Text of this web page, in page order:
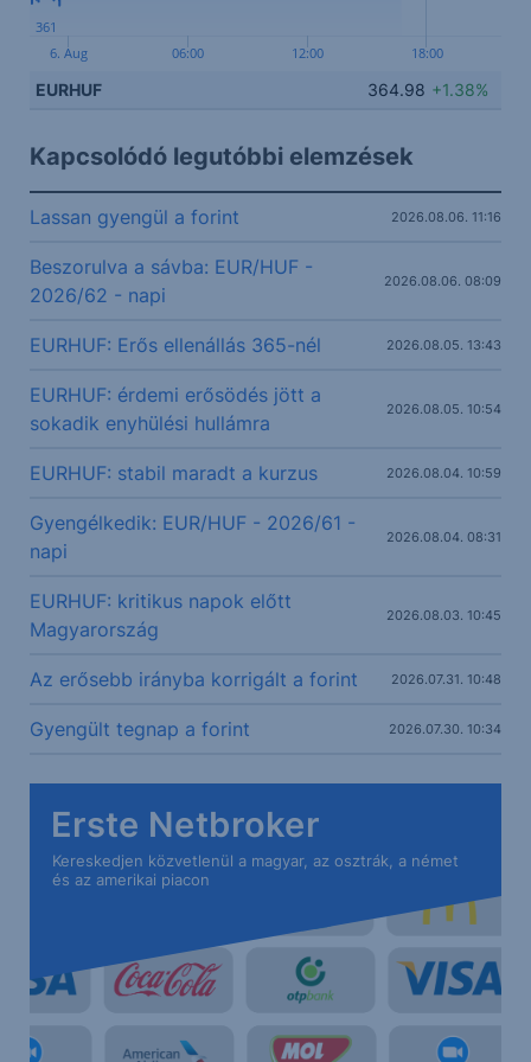
6. Aug 06:00 12:00 18:00
361
EURHUF 364.98 +1.38%
Kapcsolódó legutóbbi elemzések
Lassan gyengül a forint 2026.08.06. 11:16
Beszorulva a sávba: EUR/HUF -
2026/62 - napi
2026.08.06. 08:09
EURHUF: Erős ellenállás 365-nél 2026.08.05. 13:43
EURHUF: érdemi erősödés jött a
sokadik enyhülési hullámra
2026.08.05. 10:54
EURHUF: stabil maradt a kurzus 2026.08.04. 10:59
Gyengélkedik: EUR/HUF - 2026/61 -
napi
2026.08.04. 08:31
EURHUF: kritikus napok előtt
Magyarország
2026.08.03. 10:45
Az erősebb irányba korrigált a forint 2026.07.31. 10:48
Gyengült tegnap a forint 2026.07.30. 10:34
Erste Netbroker
Kereskedjen közvetlenül a magyar, az osztrák, a német
és az amerikai piacon